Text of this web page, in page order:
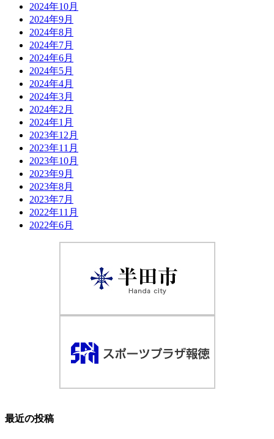
2024年10月
2024年9月
2024年8月
2024年7月
2024年6月
2024年5月
2024年4月
2024年3月
2024年2月
2024年1月
2023年12月
2023年11月
2023年10月
2023年9月
2023年8月
2023年7月
2022年11月
2022年6月
最近の投稿